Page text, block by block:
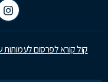
קול קורא לפרסום לעמותות